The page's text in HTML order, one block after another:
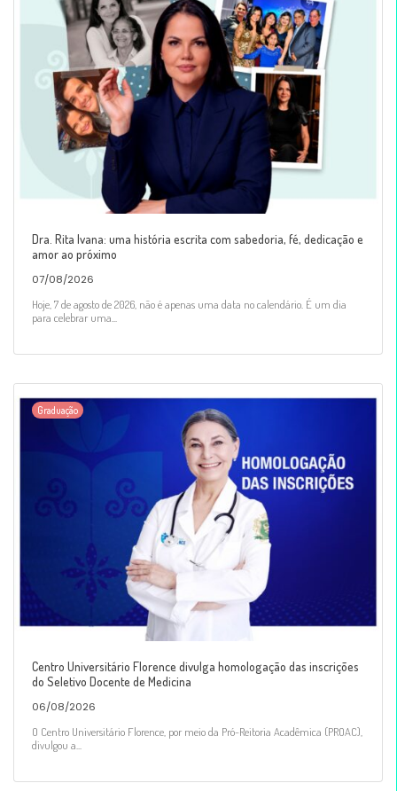
Dra. Rita Ivana: uma história escrita com sabedoria, fé, dedicação e
amor ao próximo
07/08/2026
Hoje, 7 de agosto de 2026, não é apenas uma data no calendário. É um dia
para celebrar uma...
Graduação
Centro Universitário Florence divulga homologação das inscrições
do Seletivo Docente de Medicina
06/08/2026
O Centro Universitário Florence, por meio da Pró-Reitoria Acadêmica (PROAC),
divulgou a...